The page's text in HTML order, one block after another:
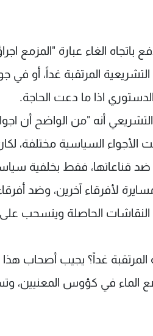
المرتقبة غداً، أو في
اذا ما دعت الحاجة.
أنه "من الواضح أن
الأجواء السياسية مختلفة،
لأفرقاء آخرين، وضد
الحاصلة وينسحب
غداً؟ يجيب أصحاب هذا
الماء في كؤوس المعنيين،